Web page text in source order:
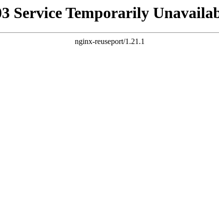
Service Temporarily
nginx-reuseport/1.21.1